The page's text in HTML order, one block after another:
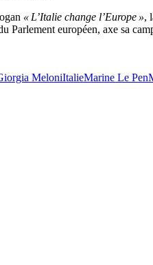
« L’Italie change l’Europe »,
européen, axe sa
MeloniItalieMarine Le Pen